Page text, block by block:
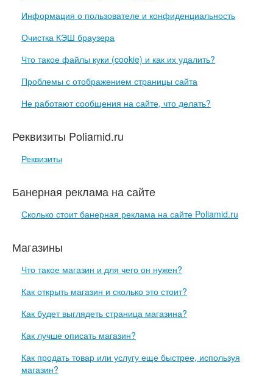
Информация о пользователе и конфиденциальность
Очистка КЭШ браузера
Что такое файлы куки (cookie) и как их удалить?
Проблемы с отображением страницы сайта
Не работают сообщения на сайте, что делать?
Реквизиты Poliamid.ru
Реквизиты
Банерная реклама на сайте
Сколько стоит банерная реклама на сайте Poliamid.ru
Магазины
Что такое магазин и для чего он нужен?
Как открыть магазин и сколько это стоит?
Как будет выглядеть страница магазина?
Как лучше описать магазин?
Как продать товар или услугу еще быстрее, используя
магазин?